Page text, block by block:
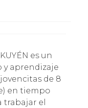
y aprendizaje
de 8
en tiempo
trabajar el